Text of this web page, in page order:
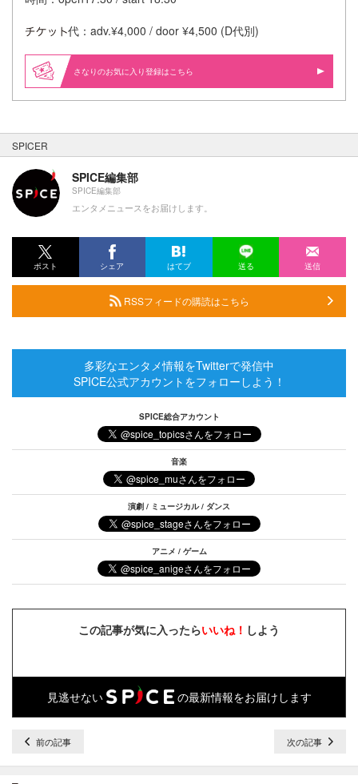
代：adv.¥4,000 / door ¥4,500 (D代別)
さなりのお気に入り登録はこちら
SPICER
SPICE編集部
SPICE編集部
エンタメニュースをお届けします。
ポスト シェア はてブ 送る 送信
RSSフィードの購読はこちら
多彩なエンタメ情報をTwitterで発信中
SPICE公式アカウントをフォローしよう！
SPICE総合アカウント
音楽
演劇 / ミュージカル / ダンス
アニメ / ゲーム
この記事が気に入ったらいいね！ しよう
見逃せない の最新情報をお届けします
前の記事 次の記事